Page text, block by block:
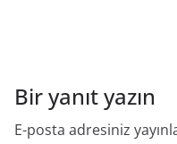
Bir yanıt yazın
E-posta adresiniz